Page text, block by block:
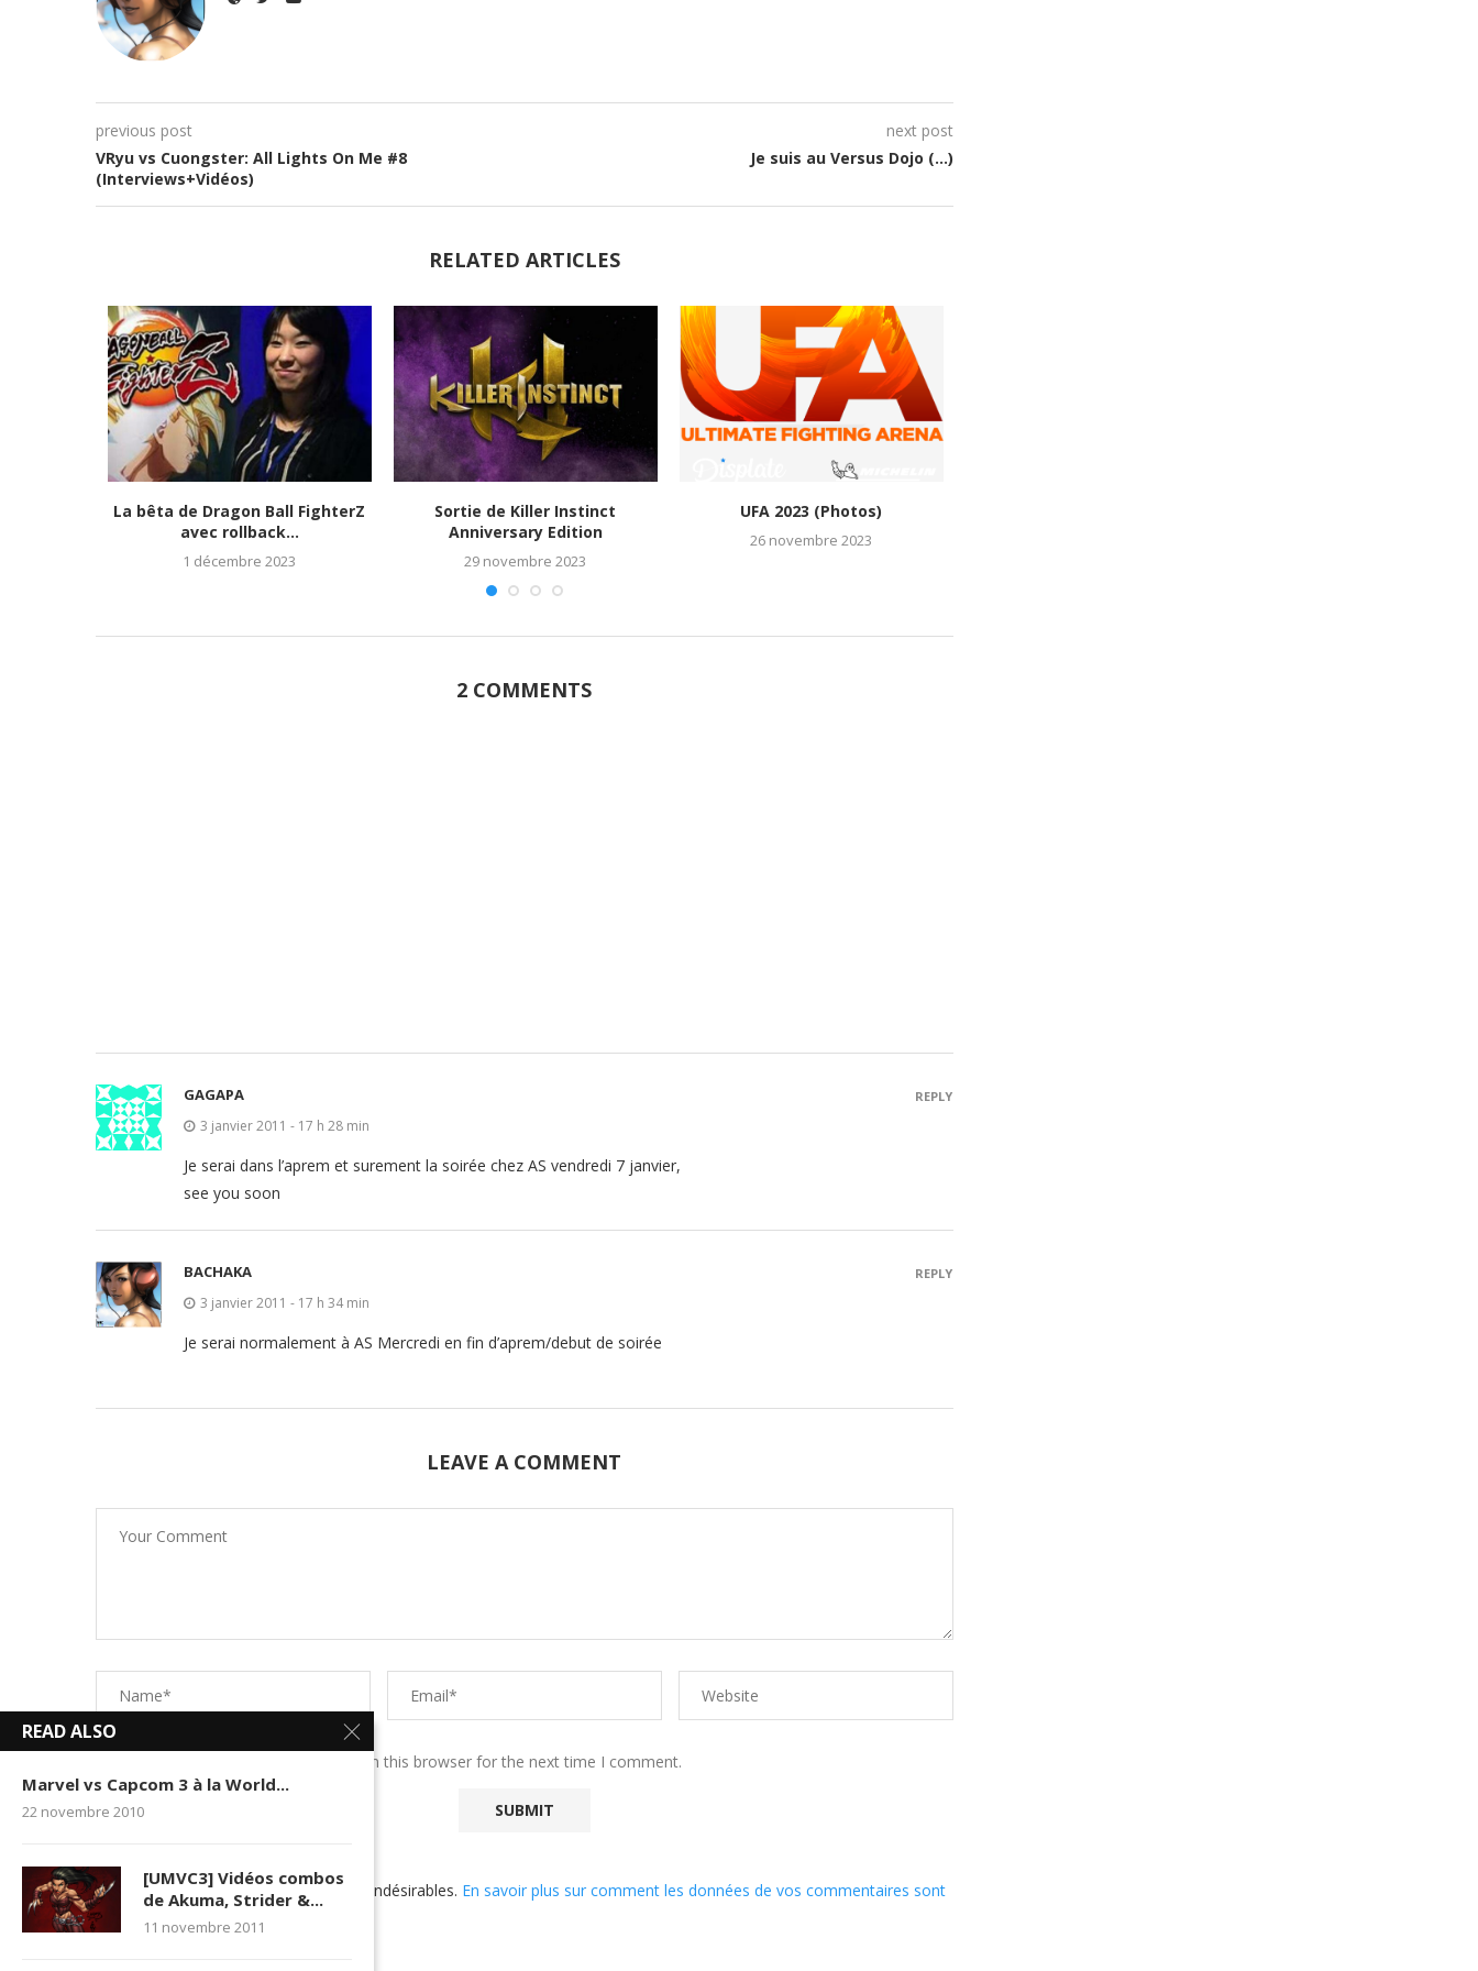
previous post
VRyu vs Cuongster: All Lights On Me #8
(Interviews+Vidéos)
next post
Je suis au Versus Dojo (…)
RELATED ARTICLES
La bêta de Dragon Ball FighterZ
avec rollback...
1 décembre 2023
Sortie de Killer Instinct
Anniversary Edition
29 novembre 2023
UFA 2023 (Photos)
26 novembre 2023
2 COMMENTS
GAGAPA
3 janvier 2011 - 17 h 28 min
Je serai dans l’aprem et surement la soirée chez AS vendredi 7 janvier,
see you soon
REPLY
BACHAKA
3 janvier 2011 - 17 h 34 min
Je serai normalement à AS Mercredi en fin d’aprem/debut de soirée
REPLY
LEAVE A COMMENT
Save my name, email, and website in this browser for the next time I comment.
Ce site utilise Akismet pour réduire les indésirables. En savoir plus sur comment les données de vos commentaires sont
utilisées .
READ ALSO
Marvel vs Capcom 3 à la World...
22 novembre 2010
[UMVC3] Vidéos combos
de Akuma, Strider &...
11 novembre 2011